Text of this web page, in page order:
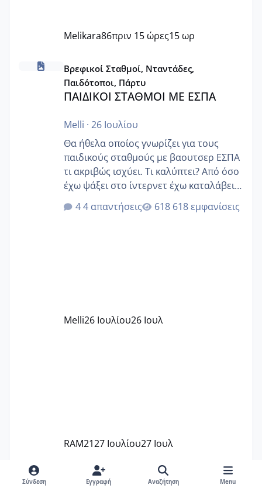
Melikara86πριν 15 ώρες15 ωρ
ΠΑΙΔΙΚΟΙ ΣΤΑΘΜΟΙ ΜΕ ΕΣΠΑ
Βρεφικοί Σταθμοί, Νταντάδες,
Παιδότοποι, Πάρτυ
ΠΑΙΔΙΚΟΙ ΣΤΑΘΜΟΙ ΜΕ ΕΣΠΑ
Melli · 26 Ιουλίου
Θα ήθελα οποίος γνωρίζει για τους
παιδικούς σταθμούς με βαουτσερ ΕΣΠΑ
τι ακριβώς ισχύει. Τι καλύπτει? Από όσο
έχω ψάξει στο ίντερνετ έχω καταλάβει
ότι το βαουτσερ καλύπτει όλα τα
δίδακτρα και τα τροφεια του ιδιωτικού
Εγώ πήγα σε έναν ιδιωτικό παιδικό στ
4 απαντήσεις 618 εμφανίσεις
Melli26 Ιουλίου26 Ιουλ
RAM2127 Ιουλίου27 Ιουλ
Χαμηλή άμη
Θέλω να γίνω μαμά
Σύνδεση Εγγραφή Αναζήτηση Menu